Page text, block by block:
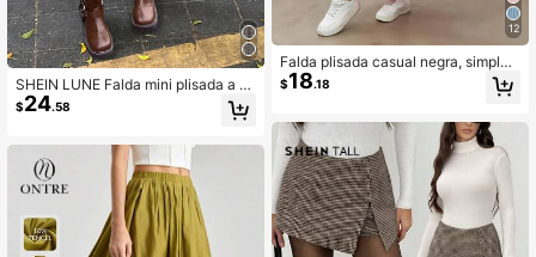
SHEIN LUNE Falda mini plisada a c
uadros, casual y de moda para uso
diario de mujer en tweed
$24.58
12
Falda plisada casual negra, simple,
elegante y versátil para primavera
$18.18